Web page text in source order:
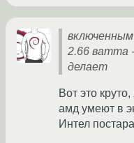
2.66 ватта
делает
Вот это
амд умеют в
Интел